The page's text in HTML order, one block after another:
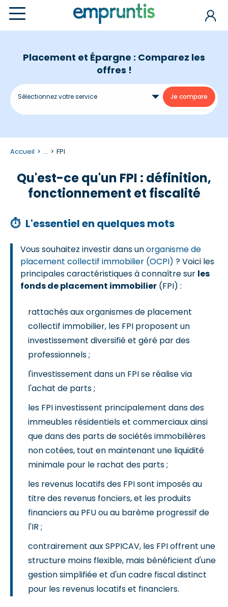
Placement et Épargne : Comparez les
offres !
Accueil ... FPI
Qu'est-ce qu'un FPI : définition,
fonctionnement et fiscalité
⏱ L'essentiel en quelques mots
Vous souhaitez investir dans unorganisme de
placement collectif immobilier (OCPI) ? Voici les
principales caractéristiques à connaître sur les
fonds de placement immobilier (FPI) :
rattachés aux organismes de placement
collectif immobilier, les FPI proposent un
investissement diversifié et géré par des
professionnels ;
l'investissement dans un FPI se réalise via
l'achat de parts ;
les FPI investissent principalement dans des
immeubles résidentiels et commerciaux ainsi
que dans des parts de sociétés immobilières
non cotées, tout en maintenant une liquidité
minimale pour le rachat des parts ;
les revenus locatifs des FPI sont imposés au
titre des revenus fonciers, et les produits
financiers au PFU ou au barème progressif de
l'IR ;
contrairement aux SPPICAV, les FPI offrent une
structure moins flexible, mais bénéficient d'une
gestion simplifiée et d'un cadre fiscal distinct
pour les revenus locatifs et financiers.